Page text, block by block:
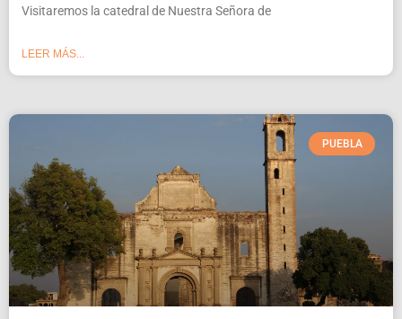
Visitaremos la catedral de Nuestra Señora de
LEER MÁS...
PUEBLA